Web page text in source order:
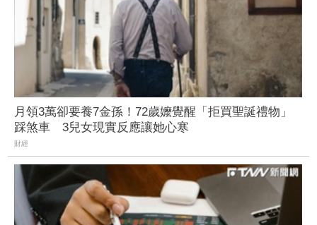
月領3萬卻要養7金孫！72歲嬤覺醒「拒買聖誕禮物」
踩煞車 3兒女現實反應讓她心寒
財經